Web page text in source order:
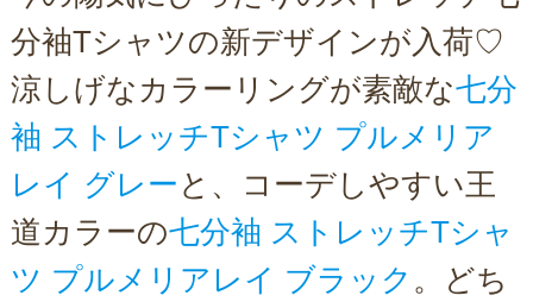
分袖Tシャツの新デザインが入荷♡
涼しげなカラーリングが素敵な七分
袖 ストレッチTシャツ プルメリア
レイ グレー と、コーデしやすい王
道カラーの七分袖 ストレッチTシャ
ツ プルメリアレイ ブラック 。どち